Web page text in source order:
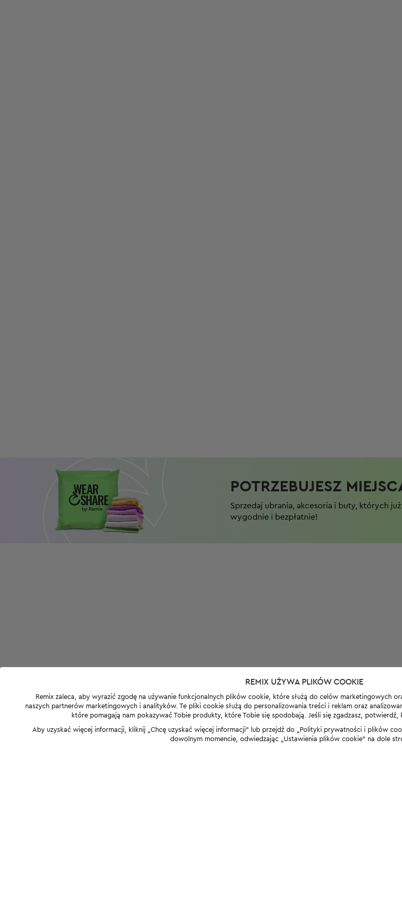
POTRZEBUJESZ
Sprzedaj ubrania, akcesoria i buty, których już
wygodnie i bezpłatnie!
REMIX UŻYWA PLIKÓW COOKIE
Remix zaleca, aby wyrazić zgodę na używanie funkcjonalnych plików cookie, które służą do celów marketingowych
naszych partnerów marketingowych i analityków. Te pliki cookie służą do personalizowania treści i reklam oraz
które pomagają nam pokazywać Tobie produkty, które Tobie się spodobają. Jeśli się zgadzasz, potwierdź,
Aby uzyskać więcej informacji, kliknij „Chcę uzyskać więcej informacji” lub przejdź do „Polityki prywatności i plików
dowolnym momencie, odwiedzając „Ustawienia plików cookie” na dole